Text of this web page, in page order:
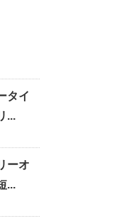
タイ
...
ーオ
...